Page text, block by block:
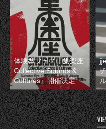
体験型フェス『集楽座
Collective Sounds &
Cultures』開催決定